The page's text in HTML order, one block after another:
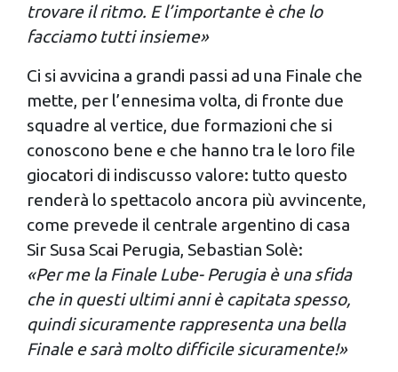
trovare il ritmo. E l’importante è che lo
facciamo tutti insieme»
Ci si avvicina a grandi passi ad una Finale che
mette, per l’ennesima volta, di fronte due
squadre al vertice, due formazioni che si
conoscono bene e che hanno tra le loro file
giocatori di indiscusso valore: tutto questo
renderà lo spettacolo ancora più avvincente,
come prevede il centrale argentino di casa
Sir Susa Scai Perugia, Sebastian Solè:
«Per me la Finale Lube- Perugia è una sfida
che in questi ultimi anni è capitata spesso,
quindi sicuramente rappresenta una bella
Finale e sarà molto difficile sicuramente!»